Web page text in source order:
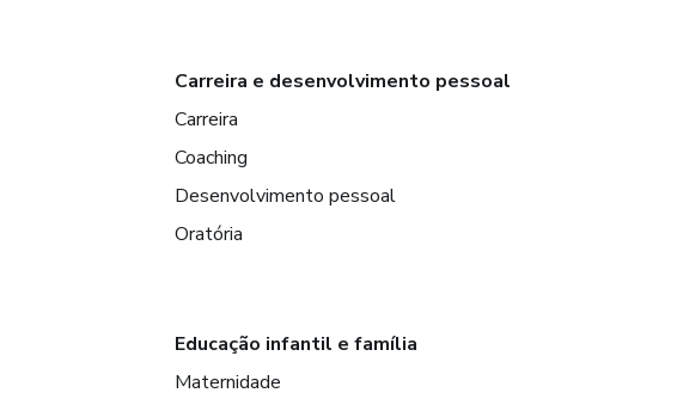
Carreira e desenvolvimento pessoal
Carreira
Coaching
Desenvolvimento pessoal
Oratória
Educação infantil e família
Maternidade